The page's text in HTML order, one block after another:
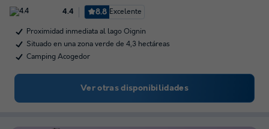
4.4 8.8 Excelente
Proximidad inmediata al lago Oignin
Situado en una zona verde de 4,3 hectáreas
Camping Acogedor
Ver otras disponibilidades